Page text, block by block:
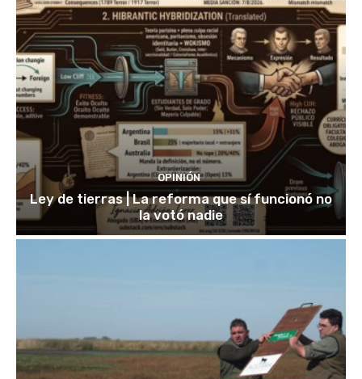
OPINIÓN
Ley de tierras | La reforma que sí funcionó no
la votó nadie